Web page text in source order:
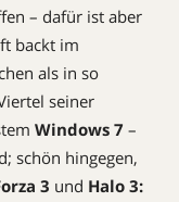
– dafür ist aber
backt im
als in so
seiner
Windows 7 –
schön hingegen,
3 und Halo 3: